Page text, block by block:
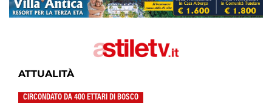
ATTUALITÀ
CIRCONDATO DA 400 ETTARI DI BOSCO